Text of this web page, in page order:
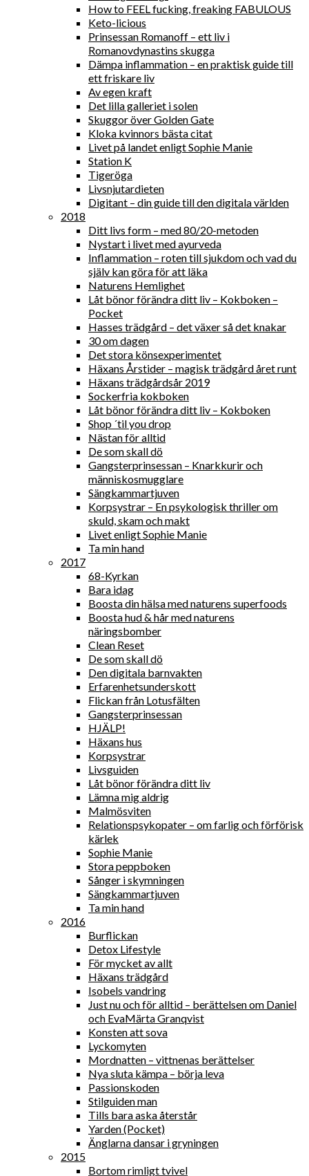
How to FEEL fucking, freaking FABULOUS
Keto-licious
Prinsessan Romanoff – ett liv i
Romanovdynastins skugga
Dämpa inflammation – en praktisk guide till
ett friskare liv
Av egen kraft
Det lilla galleriet i solen
Skuggor över Golden Gate
Kloka kvinnors bästa citat
Livet på landet enligt Sophie Manie
Station K
Tigeröga
Livsnjutardieten
Digitant – din guide till den digitala världen
2018
Ditt livs form – med 80/20-metoden
Nystart i livet med ayurveda
Inflammation – roten till sjukdom och vad du
själv kan göra för att läka
Naturens Hemlighet
Låt bönor förändra ditt liv – Kokboken –
Pocket
Hasses trädgård – det växer så det knakar
30 om dagen
Det stora könsexperimentet
Häxans Årstider – magisk trädgård året runt
Häxans trädgårdsår 2019
Sockerfria kokboken
Låt bönor förändra ditt liv – Kokboken
Shop ´til you drop
Nästan för alltid
De som skall dö
Gangsterprinsessan – Knarkkurir och
människosmugglare
Sängkammartjuven
Korpsystrar – En psykologisk thriller om
skuld, skam och makt
Livet enligt Sophie Manie
Ta min hand
2017
68-Kyrkan
Bara idag
Boosta din hälsa med naturens superfoods
Boosta hud & hår med naturens
näringsbomber
Clean Reset
De som skall dö
Den digitala barnvakten
Erfarenhetsunderskott
Flickan från Lotusfälten
Gangsterprinsessan
HJÄLP!
Häxans hus
Korpsystrar
Livsguiden
Låt bönor förändra ditt liv
Lämna mig aldrig
Malmösviten
Relationspsykopater – om farlig och förförisk
kärlek
Sophie Manie
Stora peppboken
Sånger i skymningen
Sängkammartjuven
Ta min hand
2016
Burflickan
Detox Lifestyle
För mycket av allt
Häxans trädgård
Isobels vandring
Just nu och för alltid – berättelsen om Daniel
och EvaMärta Granqvist
Konsten att sova
Lyckomyten
Mordnatten – vittnenas berättelser
Nya sluta kämpa – börja leva
Passionskoden
Stilguiden man
Tills bara aska återstår
Yarden (Pocket)
Änglarna dansar i gryningen
2015
Bortom rimligt tvivel